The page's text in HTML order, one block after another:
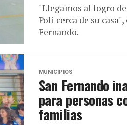
"Llegamos al logro
Poli cerca de su
Fernando.
MUNICIPIOS
San Fernando
para personas
familias